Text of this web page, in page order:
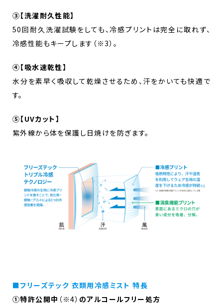
③【洗濯耐久性能】
50回耐久洗濯試験をしても、冷感プリントは完全に取れず、
冷感性能もキープします（※3）。
④【吸水速乾性】
水分を素早く吸収して乾燥させるため、汗をかいても快適で
す。
⑤【UVカット】
紫外線から体を保護し日焼けを防ぎます。
■フリーズテック 衣類用冷感ミスト 特長
①特許公開中 （※4） のアルコールフリー処方